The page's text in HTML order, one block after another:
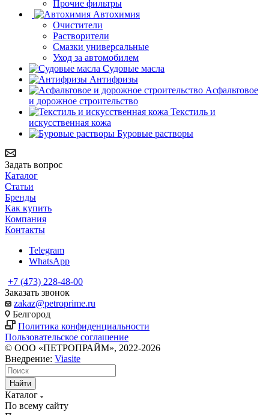
Прочие фильтры
Автохимия
Очистители
Растворители
Смазки универсальные
Уход за автомобилем
Судовые масла
Антифризы
Асфальтовое
и дорожное строительство
Текстиль и
искусственная кожа
Буровые растворы
Задать вопрос
Каталог
Статьи
Бренды
Как купить
Компания
Контакты
Telegram
WhatsApp
+7 (473) 228-48-00
Заказать звонок
zakaz@petroprime.ru
Белгород
Политика конфиденциальности
Пользовательское соглашение
© ООО «ПЕТРОПРАЙМ», 2022-2026
Внедрение: Viasite
Найти
Каталог
По всему сайту